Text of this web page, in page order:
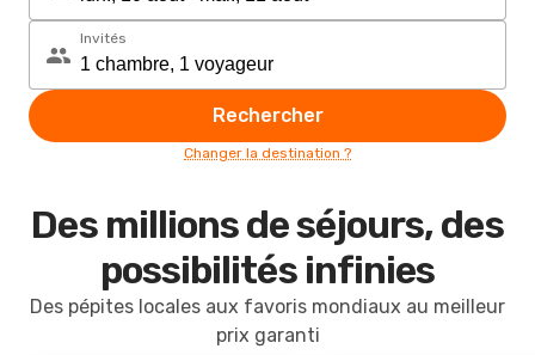
Invités
Rechercher
Changer la destination ?
Des millions de séjours, des
possibilités infinies
Des pépites locales aux favoris mondiaux au meilleur
prix garanti